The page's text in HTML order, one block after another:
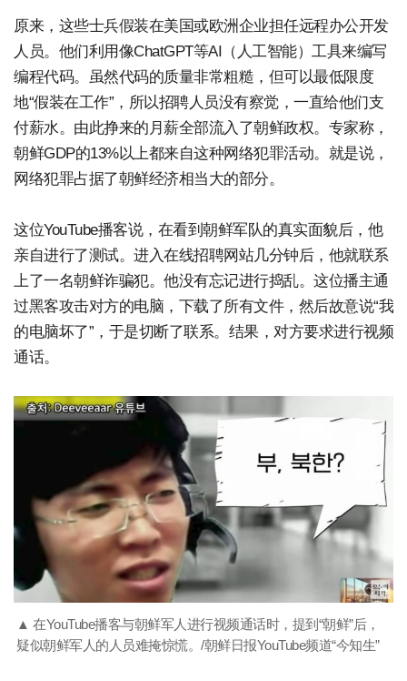
原来，这些士兵假装在美国或欧洲企业担任远程办公开发
人员。他们利用像ChatGPT等AI（人工智能）工具来编写
编程代码。虽然代码的质量非常粗糙，但可以最低限度
地“假装在工作”，所以招聘人员没有察觉，一直给他们支
付薪水。由此挣来的月薪全部流入了朝鲜政权。专家称，
朝鲜GDP的13%以上都来自这种网络犯罪活动。就是说，
网络犯罪占据了朝鲜经济相当大的部分。
这位YouTube播客说，在看到朝鲜军队的真实面貌后，他
亲自进行了测试。进入在线招聘网站几分钟后，他就联系
上了一名朝鲜诈骗犯。他没有忘记进行捣乱。这位播主通
过黑客攻击对方的电脑，下载了所有文件，然后故意说“我
的电脑坏了”，于是切断了联系。结果，对方要求进行视频
通话。
▲ 在YouTube播客与朝鲜军人进行视频通话时，提到“朝鲜”后，
疑似朝鲜军人的人员难掩惊慌。/朝鲜日报YouTube频道“今知生”